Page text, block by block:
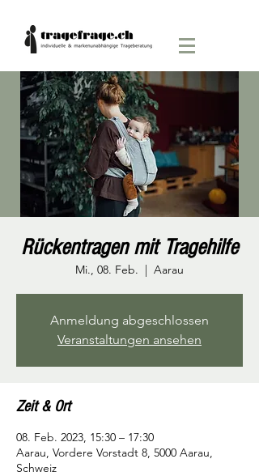
Rückentragen mit Tragehilfe
Mi., 08. Feb.
  |
Aarau
Anmeldung abgeschlossen
Veranstaltungen ansehen
Zeit & Ort
08. Feb. 2023, 15:30 – 17:30
Aarau, Vordere Vorstadt 8, 5000 Aarau,
Schweiz